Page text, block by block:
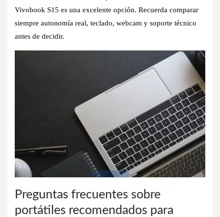
Vivobook S15 es una excelente opción. Recuerda comparar
siempre autonomía real, teclado, webcam y soporte técnico
antes de decidir.
Preguntas frecuentes sobre
portátiles recomendados para